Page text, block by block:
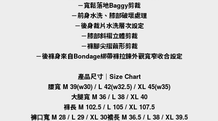
－寬鬆落地Baggy剪裁
－前身水洗、膝部破壞處理
－後身裁片水洗層次設定
－膝部斜褶立體剪裁
－褲腳尖摺繭形剪裁
－後褲身來自Bondage綁帶褲拉鍊外觀寬窄收合設定
產品尺寸｜Size Chart
腰寬 M 39(w30) / L 42(w32.5) / XL 45(w35)
大腿寬 M 36 / L 38 / XL 40
褲長 M 102.5 / L 105 / XL 107.5
褲口寬M 28 / L 29 / XL 30襠長M 36.5 / L 38 / XL 39.5